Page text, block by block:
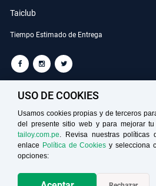
Taiclub
Tiempo Estimado de Entrega
TAILOY S.A. RUC: 20100049181
Medios de Pago
USO DE COOKIES
Usamos cookies propias y de terceros
del presente sitio web y para mejorar
tailoy.com.pe. Revisa nuestras políticas
enlace Política de Cookies y selecciona
opciones: